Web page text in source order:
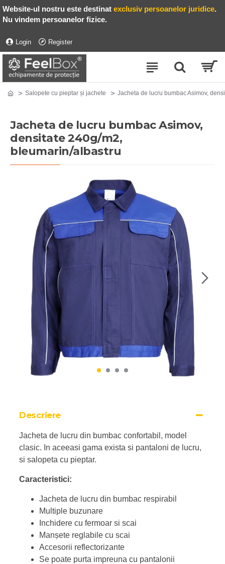
Website-ul nostru este destinat exclusiv persoanelor juridice.
Nu vindem persoanelor fizice.
Login Register
Salopete cu pieptar și jachete Jacheta de lucru bumbac Asimov,
Jacheta de lucru bumbac Asimov,
densitate 240g/m2,
bleumarin/albastru
Descriere
Jacheta de lucru din bumbac confortabil, model
clasic. In aceeasi gama exista si pantaloni de lucru,
si salopeta cu pieptar.
Caracteristici:
Jacheta de lucru din bumbac respirabil
Multiple buzunare
Inchidere cu fermoar si scai
Manșete reglabile cu scai
Accesorii reflectorizante
Se poate purta impreuna cu pantalonii